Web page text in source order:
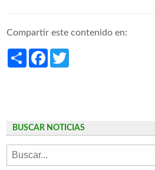
Compartir este contenido en:
ShareFacebook
BUSCAR NOTICIAS